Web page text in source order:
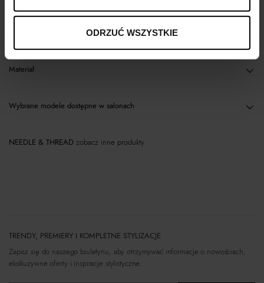
ODRZUĆ WSZYSTKIE
Materiał
Wybrane modele dostępne w salonach
NEEDLE & THREAD zobacz inne produkty
TRENDY, PREMIERY I KOMPLETNE STYLIZACJE
Zapisz się do naszego biuletynu, aby otrzymywać informacje o nowościach,
ekskluzywne oferty i inspiracje stylistyczne.